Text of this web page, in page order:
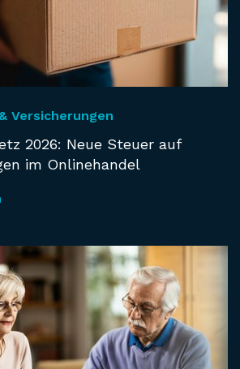
Versicherungen
2026: Neue Steuer auf
im Onlinehandel